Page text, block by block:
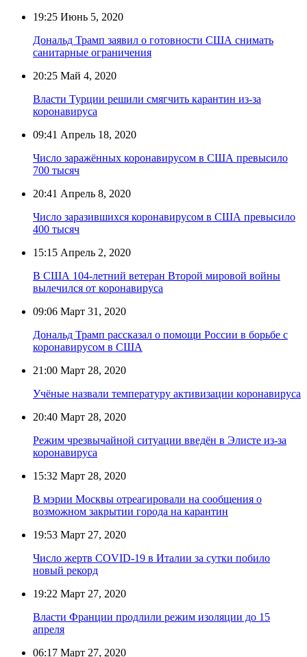
19:25 Июнь 5, 2020
Дональд Трамп заявил о готовности США снимать
санитарные ограничения
20:25 Май 4, 2020
Власти Турции решили смягчить карантин из-за
коронавируса
09:41 Апрель 18, 2020
Число заражённых коронавирусом в США превысило
700 тысяч
20:41 Апрель 8, 2020
Число заразившихся коронавирусом в США превысило
400 тысяч
15:15 Апрель 2, 2020
В США 104-летний ветеран Второй мировой войны
вылечился от коронавируса
09:06 Март 31, 2020
Дональд Трамп рассказал о помощи России в борьбе с
коронавирусом в США
21:00 Март 28, 2020
Учёные назвали температуру активизации коронавируса
20:40 Март 28, 2020
Режим чрезвычайной ситуации введён в Элисте из-за
коронавируса
15:32 Март 28, 2020
В мэрии Москвы отреагировали на сообщения о
возможном закрытии города на карантин
19:53 Март 27, 2020
Число жертв COVID-19 в Италии за сутки побило
новый рекорд
19:22 Март 27, 2020
Власти Франции продлили режим изоляции до 15
апреля
06:17 Март 27, 2020